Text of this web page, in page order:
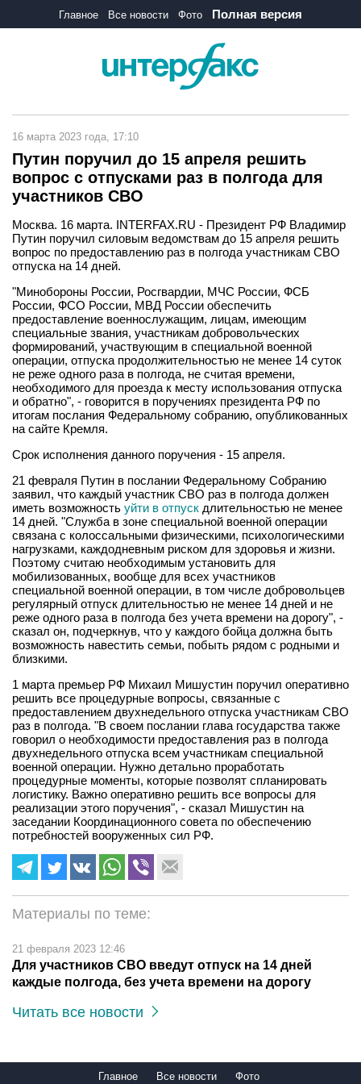
Главное Все новости Фото Полная версия
16 марта 2023 года, 17:10
Путин поручил до 15 апреля решить
вопрос с отпусками раз в полгода для
участников СВО
Москва. 16 марта. INTERFAX.RU - Президент РФ Владимир
Путин поручил силовым ведомствам до 15 апреля решить
вопрос по предоставлению раз в полгода участникам СВО
отпуска на 14 дней.
"Минобороны России, Росгвардии, МЧС России, ФСБ
России, ФСО России, МВД России обеспечить
предоставление военнослужащим, лицам, имеющим
специальные звания, участникам добровольческих
формирований, участвующим в специальной военной
операции, отпуска продолжительностью не менее 14 суток
не реже одного раза в полгода, не считая времени,
необходимого для проезда к месту использования отпуска
и обратно", - говорится в поручениях президента РФ по
итогам послания Федеральному собранию, опубликованных
на сайте Кремля.
Срок исполнения данного поручения - 15 апреля.
21 февраля Путин в послании Федеральному Собранию
заявил, что каждый участник СВО раз в полгода должен
иметь возможность уйти в отпуск длительностью не менее
14 дней. "Служба в зоне специальной военной операции
связана с колоссальными физическими, психологическими
нагрузками, каждодневным риском для здоровья и жизни.
Поэтому считаю необходимым установить для
мобилизованных, вообще для всех участников
специальной военной операции, в том числе добровольцев
регулярный отпуск длительностью не менее 14 дней и не
реже одного раза в полгода без учета времени на дорогу", -
сказал он, подчеркнув, что у каждого бойца должна быть
возможность навестить семьи, побыть рядом с родными и
близкими.
1 марта премьер РФ Михаил Мишустин поручил оперативно
решить все процедурные вопросы, связанные с
предоставлением двухнедельного отпуска участникам СВО
раз в полгода. "В своем послании глава государства также
говорил о необходимости предоставления раз в полгода
двухнедельного отпуска всем участникам специальной
военной операции. Нужно детально проработать
процедурные моменты, которые позволят спланировать
логистику. Важно оперативно решить все вопросы для
реализации этого поручения", - сказал Мишустин на
заседании Координационного совета по обеспечению
потребностей вооруженных сил РФ.
Материалы по теме:
21 февраля 2023 12:46
Для участников СВО введут отпуск на 14 дней
каждые полгода, без учета времени на дорогу
Читать все новости
Главное Все новости Фото